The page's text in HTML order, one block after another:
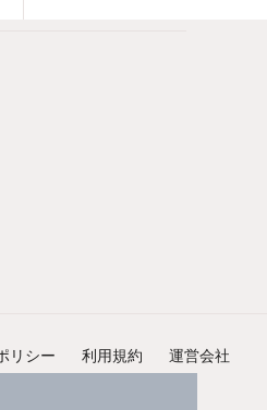
リシー 利用規約 運営会社